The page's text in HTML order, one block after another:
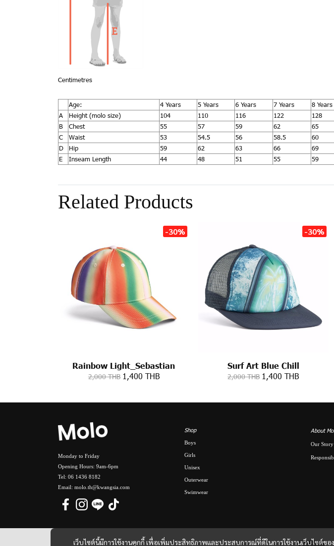
Centimetres
Age: 4 Years 5 Years 6 Years 7 Years 8 Years
A
Height (molo size) 104 110 116 122 128
B
Chest 55 57 59 62 65
C
Waist 53 54.5 56 58.5 60
D
Hip 59 62 63 66 69
E
Inseam Length 44 48 51 55 59
Related Products
-30%
Rainbow Light_Sebastian
2,000 THB 1,400 THB
-30%
Surf Art Blue Chill
2,000 THB 1,400 THB
เว็บไซต์นี้มีการใช้งานคุกกี้ เพื่อเพิ่มประสิทธิภาพและประสบการณ์ที่ดีในการใช้งานเว็บไซต์ขอ
Monday to Friday
Opening Hours: 9am-6pm
Tel: 06 1436 8182
Email: molo.th@kwangsia.com
Shop
Boys
Girls
Unisex
Outerwear
Swimwear
About
Our Story